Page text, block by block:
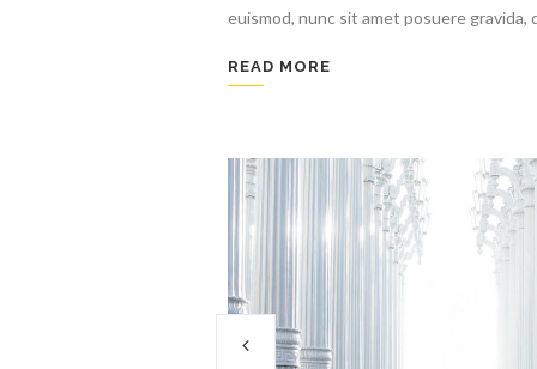
euismod, nunc sit amet posuere gravida,
READ MORE